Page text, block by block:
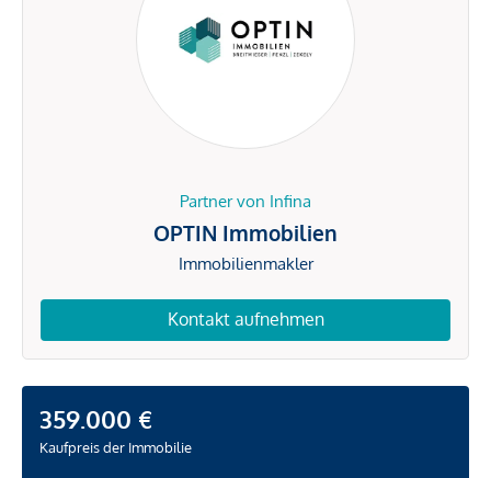
Partner von Infina
OPTIN Immobilien
Immobilienmakler
Kontakt aufnehmen
359.000 €
Kaufpreis der Immobilie